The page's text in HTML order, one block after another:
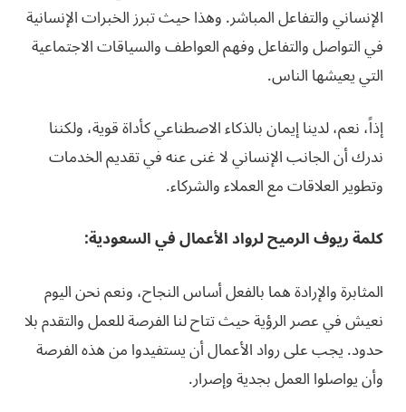
الإنساني والتفاعل المباشر. وهذا حيث تبرز الخبرات الإنسانية
في التواصل والتفاعل وفهم العواطف والسياقات الاجتماعية
التي يعيشها الناس.
إذاً، نعم، لدينا إيمان بالذكاء الاصطناعي كأداة قوية، ولكننا
ندرك أن الجانب الإنساني لا غنى عنه في تقديم الخدمات
وتطوير العلاقات مع العملاء والشركاء.
كلمة ريوف الرميح لرواد الأعمال في السعودية:
المثابرة والإرادة هما بالفعل أساس النجاح، ونعم نحن اليوم
نعيش في عصر الرؤية حيث تتاح لنا الفرصة للعمل والتقدم بلا
حدود. يجب على رواد الأعمال أن يستفيدوا من هذه الفرصة
وأن يواصلوا العمل بجدية وإصرار.